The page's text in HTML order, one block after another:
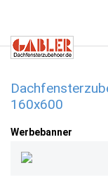
160x600
Werbebanner